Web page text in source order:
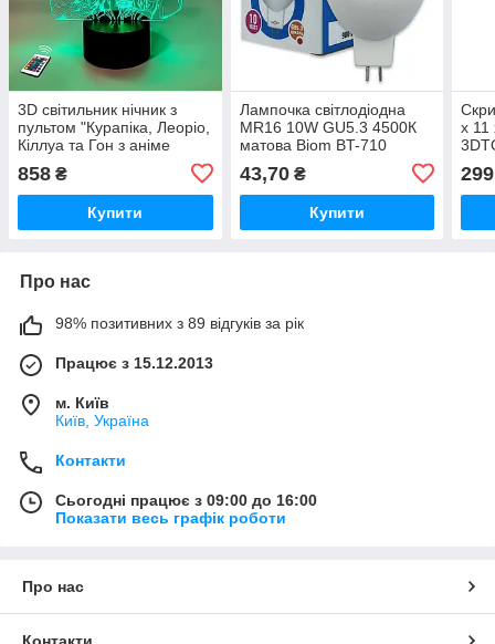
3D світильник нічник з
пультом "Курапіка, Леоріо,
Кіллуа та Гон з аніме
3DTOYSLAMP
858 ₴
Купити
Лампочка світлодіодна
MR16 10W GU5.3 4500К
матова Biom BT-710
43,70₴
Купити
х 11
299
Про нас
98% позитивних з 89 відгуків за рік
Працює з 15.12.2013
м. Київ
Київ, Україна
Контакти
Сьогодні працює з 09:00 до 16:00
Показати весь графік роботи
Про нас